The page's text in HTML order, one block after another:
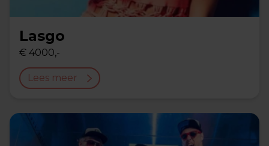
Lasgo
€ 4000,-
Lees meer